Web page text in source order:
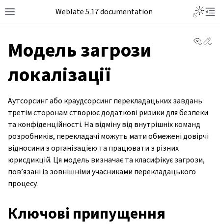
Weblate 5.17 documentation
Модель загрози
локалізації
Аутсорсинг або краудсорсинг перекладацьких завдань
третім сторонам створює додаткові ризики для безпеки
та конфіденційності. На відміну від внутрішніх команд
розробників, перекладачі можуть мати обмежені довірчі
відносини з організацією та працювати з різних
юрисдикцій. Ця модель визначає та класифікує загрози,
пов’язані із зовнішніми учасниками перекладацького
процесу.
Ключові припущення